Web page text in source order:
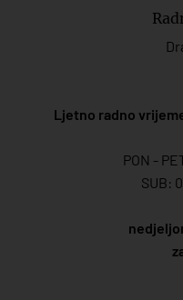
Ljetno radno
PON -
SUB: